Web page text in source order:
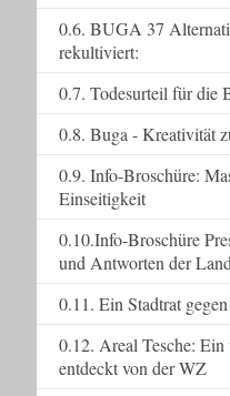
0.6. BUGA 37
rekultiviert:
0.7. Todesurteil für die
0.8. Buga - Kreativität
0.9. Info-Broschüre:
Einseitigkeit
0.10.Info-Broschüre
und Antworten der
0.11. Ein Stadtrat
0.12. Areal Tesche:
entdeckt von der WZ